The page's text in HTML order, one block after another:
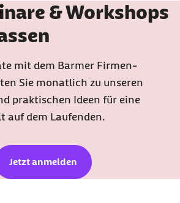
& Workshops
mit dem Barmer Firmen-
Sie monatlich zu unseren
praktischen Ideen für eine
auf dem Laufenden.
Jetzt anmelden